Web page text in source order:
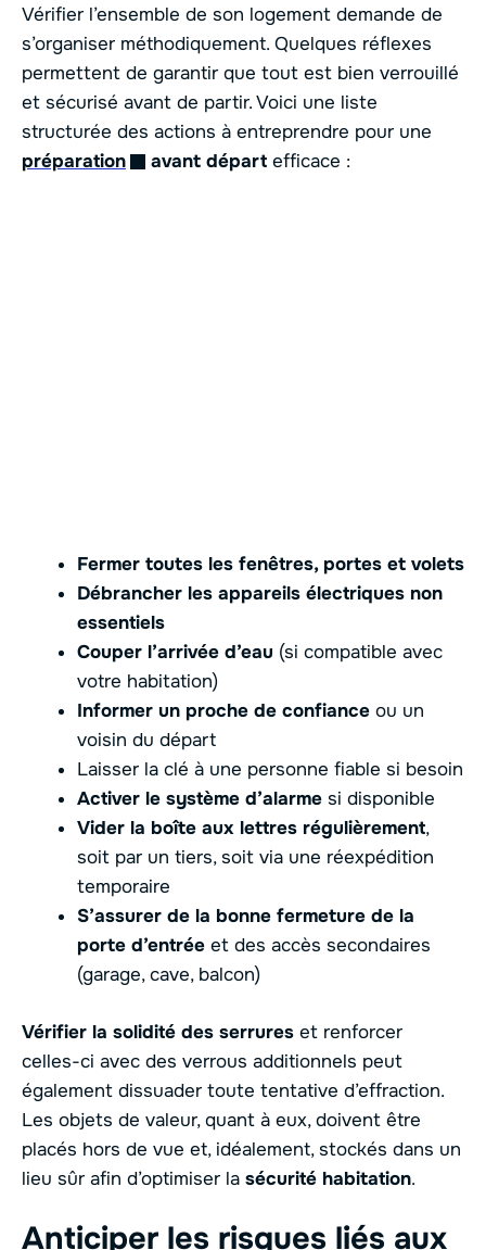
Vérifier l’ensemble de son logement demande de
s’organiser méthodiquement. Quelques réflexes
permettent de garantir que tout est bien verrouillé
et sécurisé avant de partir. Voici une liste
structurée des actions à entreprendre pour une
préparation
avant départefficace :
Fermer toutes les fenêtres, portes et volets
Débrancher les appareils électriques non
essentiels
Couper l’arrivée d’eau (si compatible avec
votre habitation)
Informer un proche de confiance ou un
voisin du départ
Laisser la clé à une personne fiable si besoin
Activer le système d’alarme si disponible
Vider la boîte aux lettres régulièrement,
soit par un tiers, soit via une réexpédition
temporaire
S’assurer de la bonne fermeture de la
porte d’entrée et des accès secondaires
(garage, cave, balcon)
Vérifier la solidité des serrures et renforcer
celles-ci avec des verrous additionnels peut
également dissuader toute tentative d’effraction.
Les objets de valeur, quant à eux, doivent être
placés hors de vue et, idéalement, stockés dans un
lieu sûr afin d’optimiser la sécurité habitation.
Anticiper les risques liés aux